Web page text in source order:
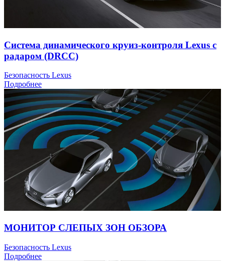
Система динамического круиз-контроля Lexus с
радаром (DRCC)
Безопасность Lexus
Подробнее
МОНИТОР СЛЕПЫХ ЗОН ОБЗОРА
Безопасность Lexus
Подробнее